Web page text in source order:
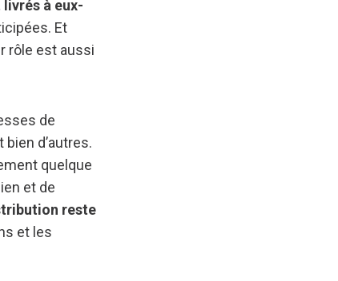
à eux-
Et
rôle est aussi
de
d’autres.
quelque
et de
reste
et les